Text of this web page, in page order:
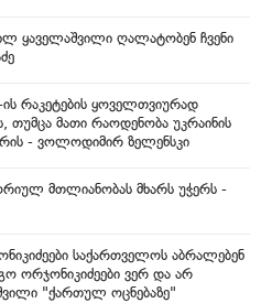
ყაველაშვილი ღალატობენ ჩვენი
ის რაკეტების ყოველთვიურად
თუმცა მათი რაოდენობა უკრაინის
- ვოლოდიმირ ზელენსკი
მთლიანობას მხარს უჭერს -
საქართველოს აბრალებენ
ორჯონიკიძეები ვერ და არ
"ქართულ ოცნებაზე"